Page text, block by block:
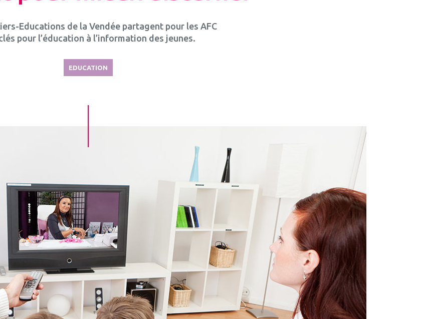
Educations de la Vendée partagent pour les AFC
pour l’éducation à l’information des jeunes.
EDUCATION